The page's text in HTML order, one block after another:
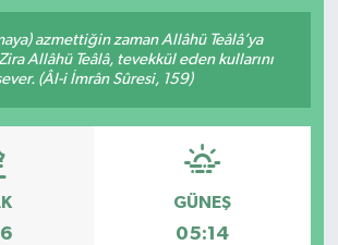
azmettiğin zaman Allâhü Teâlâ’ya
Allâhü Teâlâ, tevekkül eden kullarını
(Âl-i İmrân Sûresi, 159)
GÜNEŞ
05:14